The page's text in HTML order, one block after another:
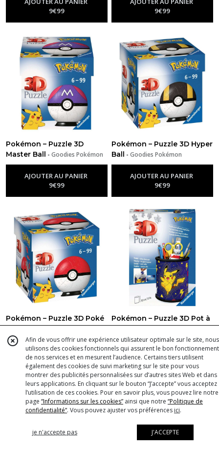
9€99
9€99
Pokémon – Puzzle 3D
Master Ball - Goodies Pokémon
AJOUTER AU PANIER
9€99
Pokémon – Puzzle 3D Hyper
Ball -Goodies Pokémon
AJOUTER AU PANIER
9€99
Pokémon – Puzzle 3D Poké
Ball
AJOUTER AU PANIER
9€99
Pokémon – Puzzle 3D Pot à
Crayons Pikachu
Pokémon
AJOUTER AU PANIER
9€99
Figurines, Peluches et Goodies
Pokémon : l'univers de vos héros
Plongez dans l’univers fascinant de Pokémon
Afin de vous offrir une expérience utilisateur optimale sur le site, nous
utilisons des cookies fonctionnels qui assurent le bon fonctionnement
de nos services et en mesurent l’audience. Certains tiers utilisent
également des cookies de suivi marketing sur le site pour vous
montrer des publicités personnalisées sur d’autres sites Web et dans
leurs applications. En cliquant sur le bouton “J’accepte” vous acceptez
l’utilisation de ces cookies. Pour en savoir plus, vous pouvez lire notre
page “Informations sur les cookies” ainsi que notre “Politique de
confidentialité“. Vous pouvez ajuster vos préférences ici.
je n'accepte pas J'ACCEPTE